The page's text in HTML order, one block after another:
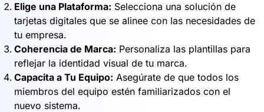
Elige una Plataforma: Selecciona una solución de
tarjetas digitales que se alinee con las necesidades de
tu empresa.
Coherencia de Marca: Personaliza las plantillas para
reflejar la identidad visual de tu marca.
Capacita a Tu Equipo: Asegúrate de que todos los
miembros del equipo estén familiarizados con el
nuevo sistema.